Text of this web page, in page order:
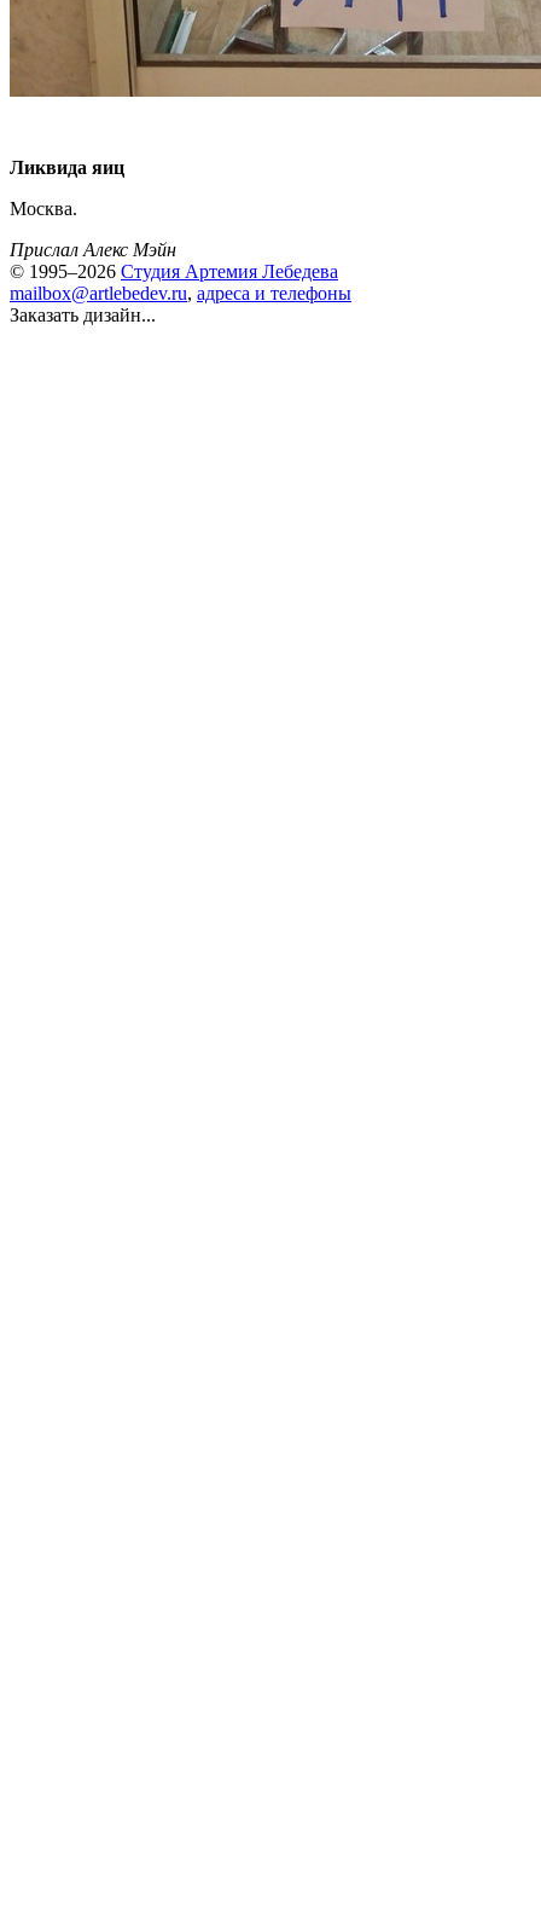
Ликвида яиц
Москва.
Прислал Алекс Мэйн
© 1995–2026 Студия Артемия Лебедева
mailbox@artlebedev.ru, адреса и телефоны
Заказать дизайн...